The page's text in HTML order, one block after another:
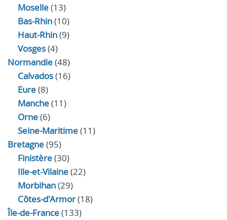
Moselle(13)
Bas-Rhin(10)
Haut-Rhin(9)
Vosges(4)
Normandie(48)
Calvados(16)
Eure(8)
Manche(11)
Orne(6)
Seine-Maritime(11)
Bretagne(95)
Finistère(30)
Ille-et-Vilaine(22)
Morbihan(29)
Côtes-d'Armor(18)
Île-de-France(133)